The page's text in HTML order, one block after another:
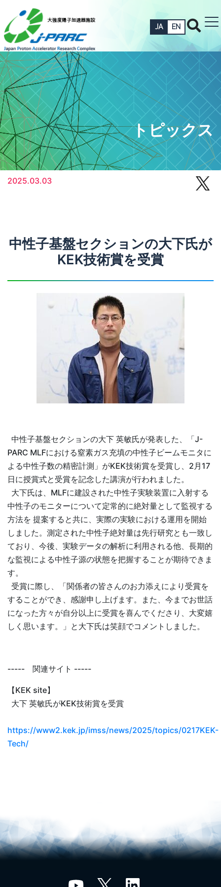
JA EN
トピックス
2025.03.03
中性子基盤セクションの大下氏が
KEK技術賞を受賞
中性子基盤セクションの大下 英敏氏が発表した、「J-
PARC MLFにおける窒素ガス充填の中性子ビームモニタに
よる中性子数の精密計測」がKEK技術賞を受賞し、2月17
日に授賞式と受賞を記念した講演が行われました。
大下氏は、MLFに建設された中性子実験装置に入射する
中性子のモニターについて定常的に絶対量として監視する
方法を 提案すると共に、実際の実験における運用を開始
しました。測定された中性子絶対量は先行研究とも一致し
ており、今後、実験データの解析に利用される他、長期的
な監視による中性子源の状態を把握することが期待できま
す。
受賞に際し、「関係者の皆さんのお力添えにより受賞を
することができ、感謝申し上げます。また、今までお世話
になった方々が自分以上に受賞を喜んでくださり、大変嬉
しく思います。」と大下氏は笑顔でコメントしました。
----- 関連サイト -----
【KEK site】
大下 英敏氏がKEK技術賞を受賞
https://www2.kek.jp/imss/news/2025/topics/0217KEK-
Tech/